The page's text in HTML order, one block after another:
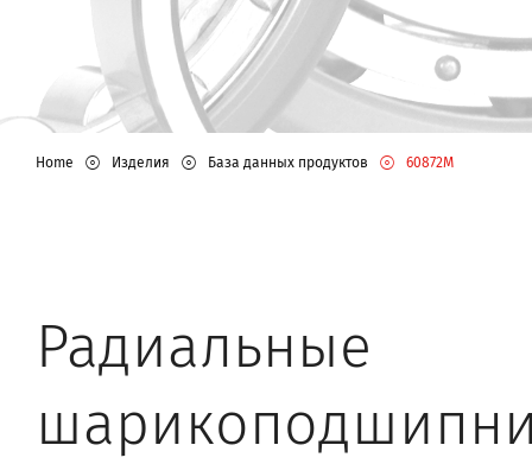
Home Изделия База данных продуктов 60872M
Радиальные